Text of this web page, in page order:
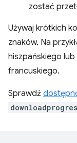
zostać
Używaj krótkich
znaków. Na
hiszpańskiego lub
francuskiego.
Sprawdź